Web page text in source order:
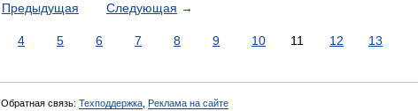
Предыдущая Следующая →
4 5 6 7 8 9 10 11 12 13
Обратная связь: Техподдержка Реклама на сайте